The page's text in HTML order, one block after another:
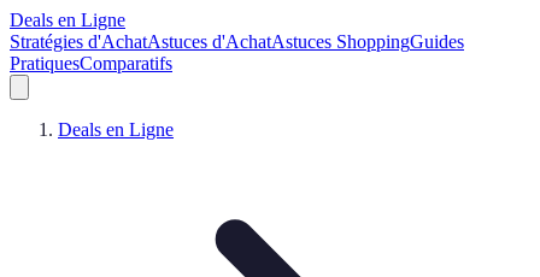
Deals en Ligne
Stratégies d'AchatAstuces d'AchatAstuces ShoppingGuides
PratiquesComparatifs
Deals en Ligne